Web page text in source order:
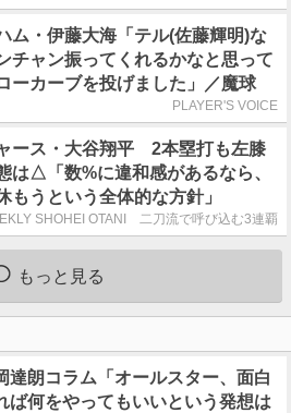
ム・伊藤大海「テル(佐藤輝明)な
チャン振ってくれるかなと思って
ーカーブを投げました」／魔球
PLAYER'S VOICE
ース・大谷翔平 2本塁打も左膝
は△「数%に違和感があるなら、
もうという全体的な方針」
SHOHEI OTANI 二刀流で呼び込む3連覇
もっと見る
達朗コラム「オールスター、面白
ば何をやってもいいという発想は